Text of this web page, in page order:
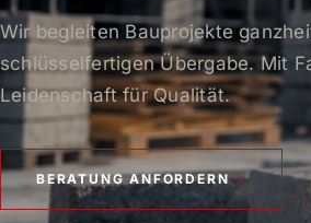
Wir begleiten Bauprojekte
schlüsselfertigen Übergabe. Mit
Leidenschaft für Qualität.
BERATUNG ANFORDERN